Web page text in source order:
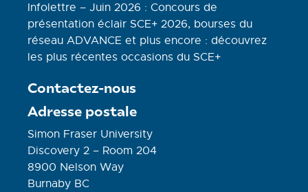
Infolettre – Juin 2026 : Concours de
présentation éclair SCE+ 2026, bourses du
réseau ADVANCE et plus encore : découvrez
les plus récentes occasions du SCE+
Contactez-nous
Adresse postale
Simon Fraser University
Discovery 2 – Room 204
8900 Nelson Way
Burnaby BC